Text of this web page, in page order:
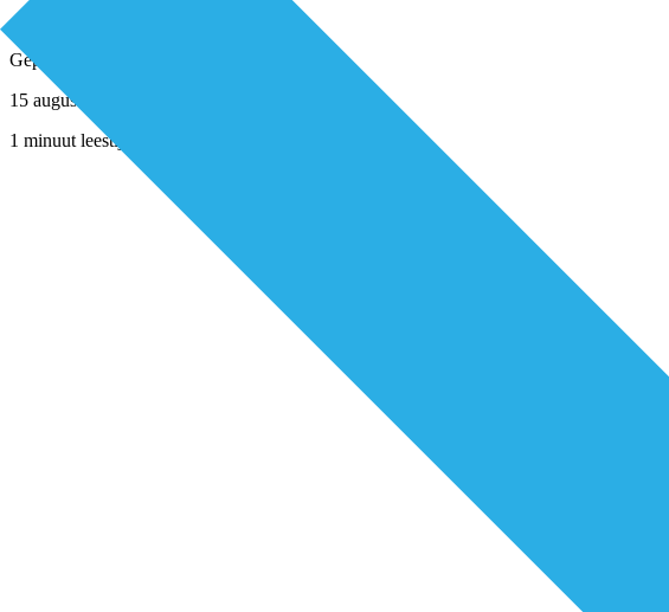
Geplaatst door
15 augustus 2019
1 minuut leestijd